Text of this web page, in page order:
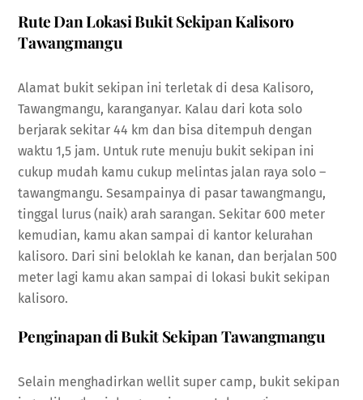
Rute Dan Lokasi Bukit Sekipan Kalisoro
Tawangmangu
Alamat bukit sekipan ini terletak di desa Kalisoro,
Tawangmangu, karanganyar. Kalau dari kota solo
berjarak sekitar 44 km dan bisa ditempuh dengan
waktu 1,5 jam. Untuk rute menuju bukit sekipan ini
cukup mudah kamu cukup melintas jalan raya solo –
tawangmangu. Sesampainya di pasar tawangmangu,
tinggal lurus (naik) arah sarangan. Sekitar 600 meter
kemudian, kamu akan sampai di kantor kelurahan
kalisoro. Dari sini beloklah ke kanan, dan berjalan 500
meter lagi kamu akan sampai di lokasi bukit sekipan
kalisoro.
Penginapan di Bukit Sekipan Tawangmangu
Selain menghadirkan wellit super camp, bukit sekipan